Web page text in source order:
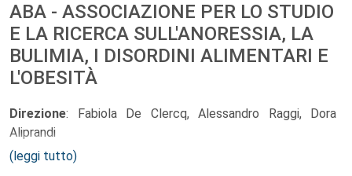
ABA - ASSOCIAZIONE PER LO STUDIO
E LA RICERCA SULL'ANORESSIA, LA
BULIMIA, I DISORDINI ALIMENTARI E
L'OBESITÀ
Direzione: Fabiola De Clercq, Alessandro Raggi, Dora
Aliprandi
(leggi tutto)